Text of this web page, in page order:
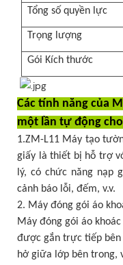
Tổng số quyền lực
Trọng lượng
Gói Kích thước
Các tính năng của
một lần tự động
1.ZM-L11 Máy tạo
giấy là thiết bị hỗ trợ
lý, có chức năng nạp
cảnh báo lỗi, đếm, v.v.
2. Máy đóng gói áo
Máy đóng gói áo
được gắn trực tiếp bên
hở giữa lớp bên trong,